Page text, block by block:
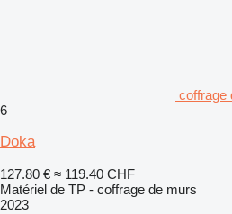
coffrage
6
Doka
127.80 € ≈ 119.40 CHF
Matériel de TP - coffrage de murs
2023